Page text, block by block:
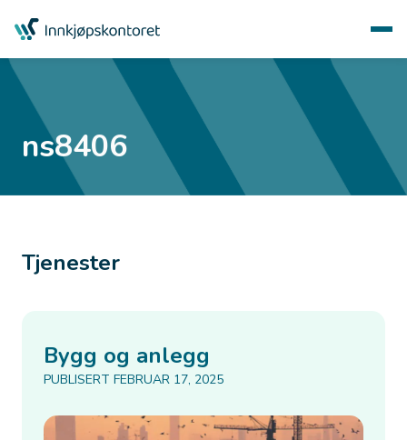
ns8406
Tjenester
Bygg og anlegg
PUBLISERT FEBRUAR 17, 2025